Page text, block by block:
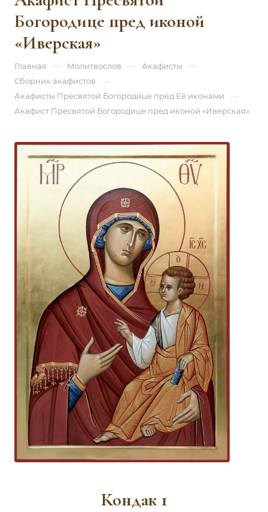
Богородице пред иконой
«Иверская»
Главная — Молитвослов — Акафисты —
Сборник акафистов —
Акафисты Пресвятой Богородице пред Её иконами —
Акафист Пресвятой Богородице пред иконой «Иверская»
Кондак 1